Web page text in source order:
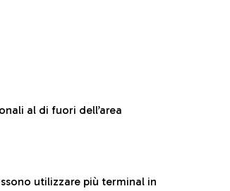
al di fuori dell’area
utilizzare più terminal in